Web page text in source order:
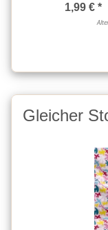
1,99 € *
Gleicher